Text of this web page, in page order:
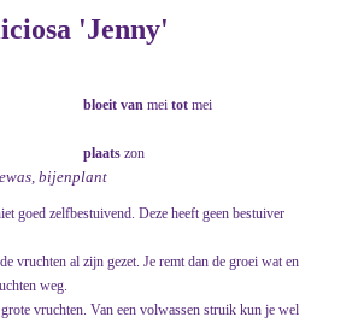
'Jenny'
bloeit van mei tot mei
plaats zon
bijenplant
goed zelfbestuivend. Deze heeft geen bestuiver
vruchten al zijn gezet. Je remt dan de groei wat en
weg.
vruchten. Van een volwassen struik kun je wel